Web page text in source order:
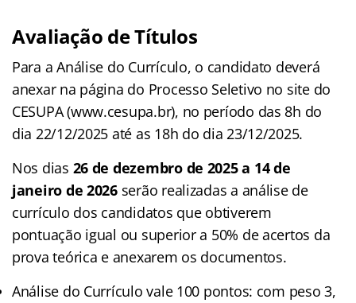
Avaliação de Títulos
Para a Análise do Currículo, o candidato deverá
anexar na página do Processo Seletivo no site do
CESUPA (www.cesupa.br), no período das 8h do
dia 22/12/2025 até as 18h do dia 23/12/2025.
Nos dias 26 de dezembro de 2025 a 14 de
janeiro de 2026serão realizadas a análise de
currículo dos candidatos que obtiverem
pontuação igual ou superior a 50% de acertos da
prova teórica e anexarem os documentos.
Análise do Currículo vale 100 pontos: com peso 3,